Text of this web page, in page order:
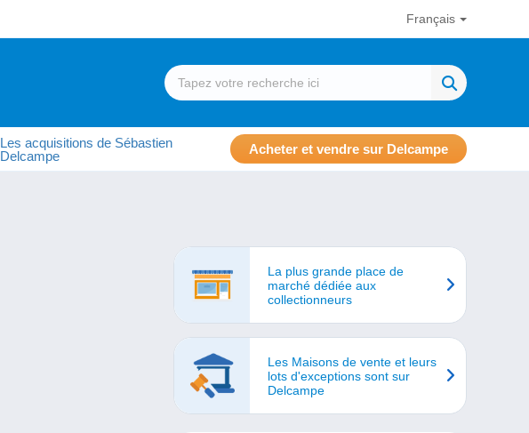
Français
Les acquisitions de Sébastien
Delcampe
Acheter et vendre sur Delcampe
La plus grande place de
marché dédiée aux
collectionneurs
Les Maisons de vente et leurs
lots d'exceptions sont sur
Delcampe